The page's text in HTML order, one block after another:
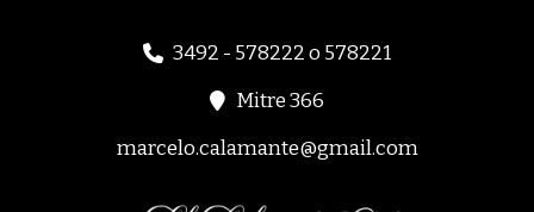
3492 - 578222 o 578221
Mitre 366
marcelo.calamante@gmail.com